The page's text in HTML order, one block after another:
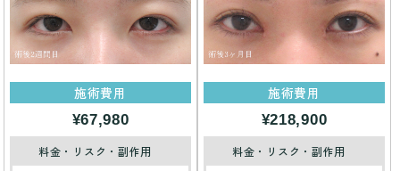
施術費用
¥67,980
料金・リスク・副作用
施術費用
¥218,900
料金・リスク・副作用